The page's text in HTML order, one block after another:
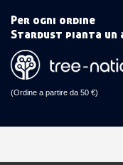
Per ogni ordine
Stardust pianta un
(Ordine a partire da 50 €)